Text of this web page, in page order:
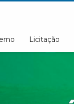
Licitação